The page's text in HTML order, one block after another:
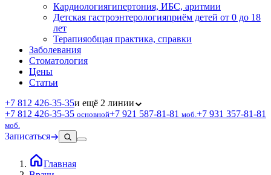
Кардиологиягипертония, ИБС, аритмии
Детская гастроэнтерологияприём детей от 0 до 18
лет
Терапияобщая практика, справки
Заболевания
Стоматология
Цены
Статьи
+7 812 426‑35‑35и ещё 2 линии
+7 812 426‑35‑35 основной+7 921 587‑81‑81 моб. +7 931 357‑81‑81
моб.
Записаться
Главная